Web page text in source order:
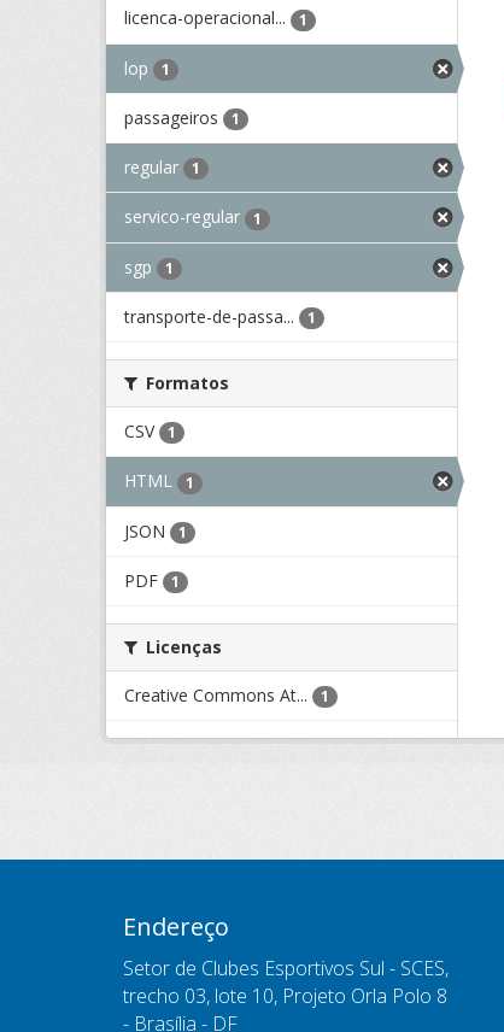
licenca-operacional... 1
lop 1
passageiros 1
regular 1
servico-regular 1
sgp 1
transporte-de-passa... 1
Formatos
CSV 1
HTML 1
JSON 1
PDF 1
Licenças
Creative Commons At... 1
Endereço
Setor de Clubes Esportivos Sul - SCES,
trecho 03, lote 10, Projeto Orla Polo 8
- Brasília - DF